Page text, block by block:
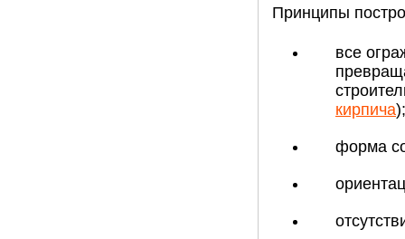
Принципы
все
кирпича);
форма